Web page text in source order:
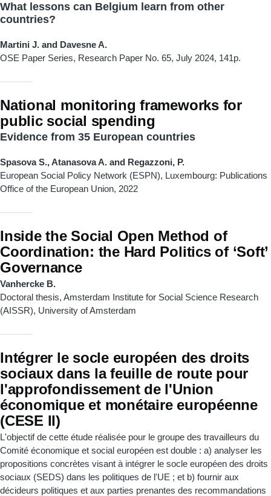
What lessons can Belgium learn from other
countries?
Martini J. and Davesne A.
OSE Paper Series, Research Paper No. 65, July 2024, 141p.
National monitoring frameworks for
public social spending
Evidence from 35 European countries
Spasova S., Atanasova A. and Regazzoni, P.
European Social Policy Network (ESPN), Luxembourg: Publications
Office of the European Union, 2022
Inside the Social Open Method of
Coordination: the Hard Politics of ‘Soft’
Governance
Vanhercke B.
Doctoral thesis, Amsterdam Institute for Social Science Research
(AISSR), University of Amsterdam
Intégrer le socle européen des droits
sociaux dans la feuille de route pour
l'approfondissement de l'Union
économique et monétaire européenne
(CESE II)
L'objectif de cette étude réalisée pour le groupe des travailleurs du
Comité économique et social européen est double : a) analyser les
propositions concrètes visant à intégrer le socle européen des droits
sociaux (SEDS) dans les politiques de l'UE ; et b) fournir aux
décideurs politiques et aux parties prenantes des recommandations